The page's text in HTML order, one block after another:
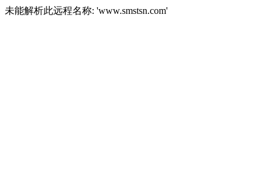
未能解析此远程名称: 'www.smstsn.com'